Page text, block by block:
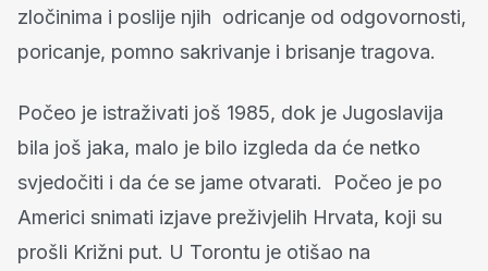
zločinima i poslije njih odricanje od odgovornosti,
poricanje, pomno sakrivanje i brisanje tragova.
Počeo je istraživati još 1985, dok je Jugoslavija
bila još jaka, malo je bilo izgleda da će netko
svjedočiti i da će se jame otvarati. Počeo je po
Americi snimati izjave preživjelih Hrvata, koji su
prošli Križni put. U Torontu je otišao na